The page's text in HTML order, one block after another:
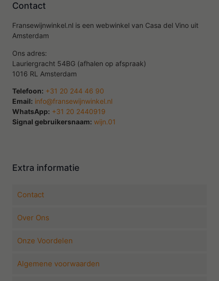
Contact
Fransewijnwinkel.nl is een webwinkel van Casa del Vino uit
Amsterdam
Ons adres:
Lauriergracht 54BG (afhalen op afspraak)
1016 RL Amsterdam
Telefoon: +31 20 244 46 90
Email: info@fransewijnwinkel.nl
WhatsApp: +31 20 2440919
Signal gebruikersnaam: wijn.01
Extra informatie
Contact
Over Ons
Onze Voordelen
Algemene voorwaarden